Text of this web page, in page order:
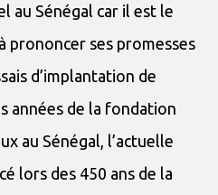
au Sénégal car il est le
prononcer ses promesses
d’implantation de
années de la fondation
au Sénégal, l’actuelle
lors des 450 ans de la